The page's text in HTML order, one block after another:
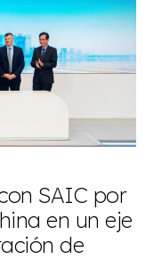
SAIC por
en un eje
de